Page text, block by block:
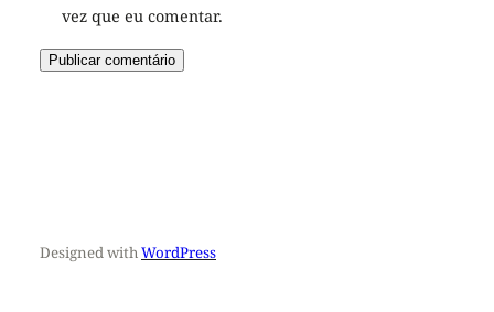
vez que eu comentar.
Designed withWordPress